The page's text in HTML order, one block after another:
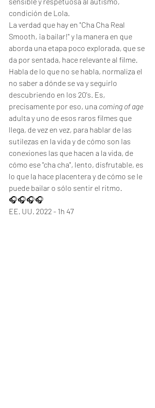
condición de Lola.
La verdad que hay en "Cha Cha Real
Smooth, ¡a bailar!" y la manera en que
aborda una etapa poco explorada, que se
da por sentada, hace relevante al filme.
Habla de lo que no se habla, normaliza el
no saber a dónde se va y seguirlo
descubriendo en los 20's. Es,
precisamente por eso, una coming of age
adulta y uno de esos raros filmes que
llega, de vez en vez, para hablar de las
sutilezas en la vida y de cómo son las
conexiones las que hacen a la vida, de
cómo ese "cha cha", lento, disfrutable, es
lo que la hace placentera y de cómo se le
puede bailar o sólo sentir el ritmo.
🎧🎧🎧🎧
EE. UU. 2022 - 1h 47